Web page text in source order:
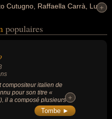
Cutugno, Raffaella Carrà, Lucio
du cinéma, de la
compositeur de
animateur de télévision,
+
+
populaires
compositeur italien de
pour son titre «
il a composé plusieurs
la musique française
moi danser » (1979, de
+
+
Tombe ►